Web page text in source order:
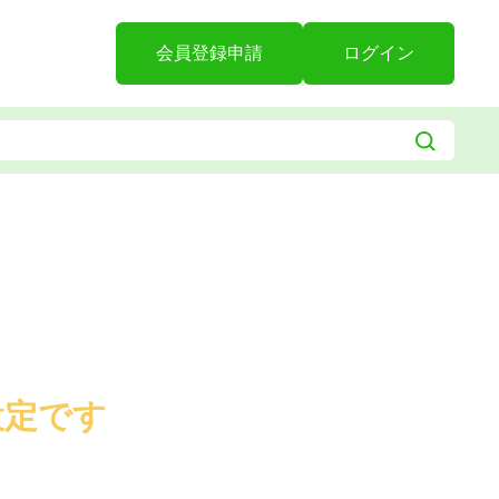
会員登録申請 ログイン
です